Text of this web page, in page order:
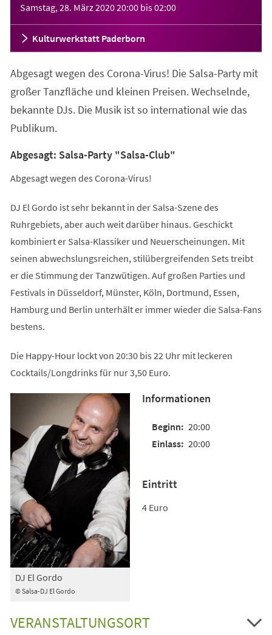
Samstag, 28. März 202020:00 bis02:00
Kulturwerkstatt Paderborn
Abgesagt wegen des Corona-Virus! Die Salsa-Party mit
großer Tanzfläche und kleinen Preisen. Wechselnde,
bekannte DJs. Die Musik ist so international wie das
Publikum.
Abgesagt: Salsa-Party "Salsa-Club"
Abgesagt wegen des Corona-Virus!
DJ El Gordo ist sehr bekannt in der Salsa-Szene des
Ruhrgebiets, aber auch weit darüber hinaus. Geschickt
kombiniert er Salsa-Klassiker und Neuerscheinungen. Mit
seinen abwechslungsreichen, stilübergreifenden Sets treibt
er die Stimmung der Tanzwütigen. Auf großen Parties und
Festivals in Düsseldorf, Münster, Köln, Dortmund, Essen,
Hamburg und Berlin unterhält er immer wieder die Salsa-Fans
bestens.
Die Happy-Hour lockt von 20:30 bis 22 Uhr mit leckeren
Cocktails/Longdrinks für nur 3,50 Euro.
© Salsa-DJ El Gordo
DJ El Gordo
Informationen
20:00
20:00
Eintritt
4 Euro
VERANSTALTUNGSORT